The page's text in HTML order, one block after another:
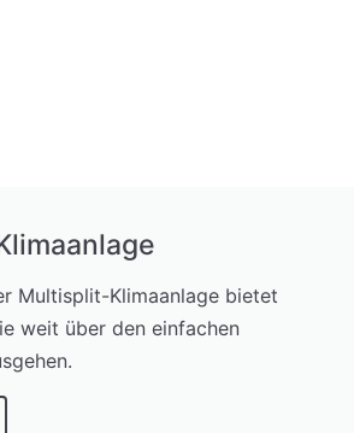
Multisplit-Klimaanlage bietet
weit über den einfachen